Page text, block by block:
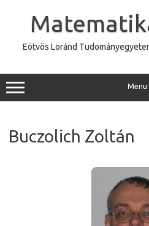
Eötvös Loránd
Menu
Buczolich Zoltán